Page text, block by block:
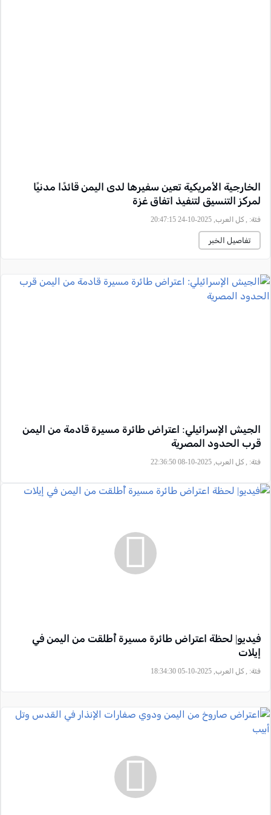
الخارجية الأمريكية تعين سفيرها لدى اليمن قائدًا مدنيًا
لمركز التنسيق لتنفيذ اتفاق غزة
فئة: , كل العرب, 2025-10-24 20:47:15
تفاصيل الخبر
الجيش الإسرائيلي: اعتراض طائرة مسيرة قادمة من اليمن
قرب الحدود المصرية
فئة: , كل العرب, 2025-10-08 22:36:50
فيديو| لحظة اعتراض طائرة مسيرة أُطلقت من اليمن في
إيلات
فئة: , كل العرب, 2025-10-05 18:34:30